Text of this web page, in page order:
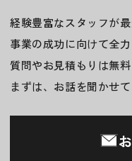
経験豊富なスタッフが
事業の成功に向けて全力
質問やお見積もりは無
まずは、お話を聞かせ